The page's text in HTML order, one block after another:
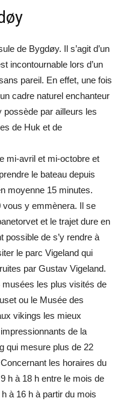
de Bygdøy. Il s’agit d’un
incontournable lors d’un
pareil. En effet, une fois
cadre naturel enchanteur
par ailleurs les
de Huk et de
mi-avril et mi-octobre et
le bateau depuis
moyenne 15 minutes.
vous y emmènera. Il se
et le trajet dure en
possible de s’y rendre à
le parc Vigeland qui
par Gustav Vigeland.
les plus visités de
ou le Musée des
vikings les mieux
de la
qui mesure plus de 22
les horaires du
h à 18 h entre le mois de
à 16 h à partir du mois